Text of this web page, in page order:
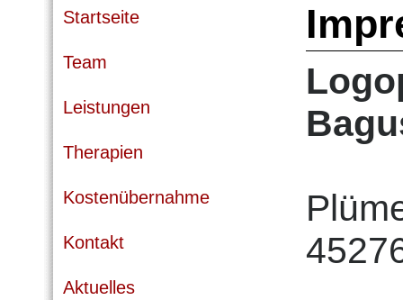
Startseite
Team
Leistungen
Therapien
Kostenübernahme
Kontakt
Aktuelles